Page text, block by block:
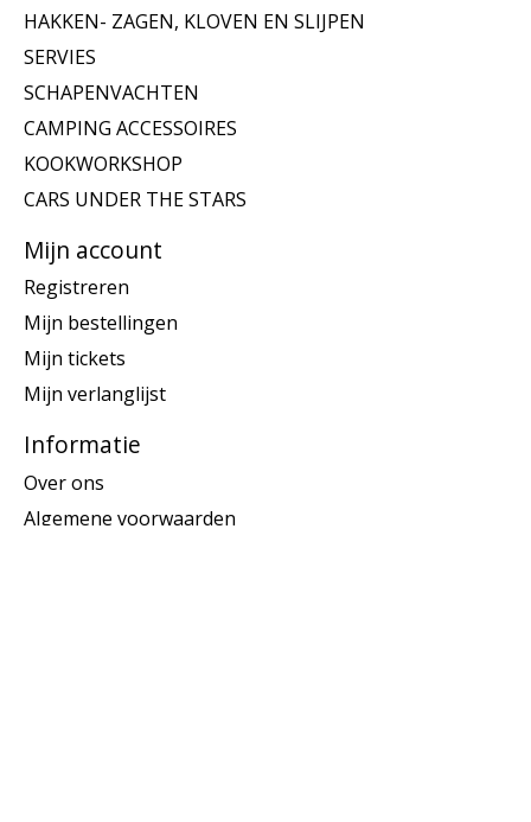
HAKKEN- ZAGEN, KLOVEN EN SLIJPEN
SERVIES
SCHAPENVACHTEN
CAMPING ACCESSOIRES
KOOKWORKSHOP
CARS UNDER THE STARS
Mijn account
Registreren
Mijn bestellingen
Mijn tickets
Mijn verlanglijst
Informatie
Over ons
Algemene voorwaarden